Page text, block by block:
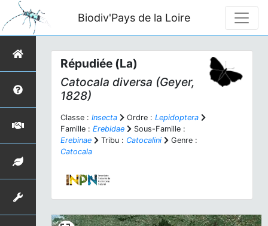
Biodiv'Pays de la Loire
Répudiée (La)
Catocala diversa (Geyer,
1828)
Classe : Insecta Ordre : Lepidoptera
Famille : Erebidae
Sous-Famille :
Erebinae
Tribu : Catocalini
Genre :
Catocala